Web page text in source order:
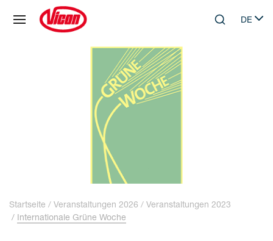
Skip to main contentSearchDE
Select
Startseite Veranstaltungen 2026
Veranstaltungen 2023
Internationale Grüne Woche
Cookie-Einstellungen